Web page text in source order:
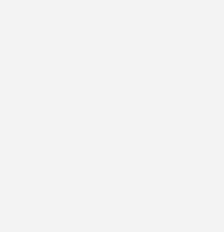
Newsletter bin ich damit einverstanden, über
Angebote
KG
widerrufen und eine Abmeldung ist
zum Umgang mit Daten finden Sie